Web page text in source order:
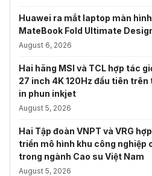
Huawei ra mắt laptop màn hình
MateBook Fold Ultimate
August 6, 2026
Hai hãng MSI và TCL hợp tác
27 inch 4K 120Hz đầu tiên
in phun inkjet
August 5, 2026
Hai Tập đoàn VNPT và VRG
triển mô hình khu công nghiệp
trong ngành Cao su Việt Nam
August 5, 2026